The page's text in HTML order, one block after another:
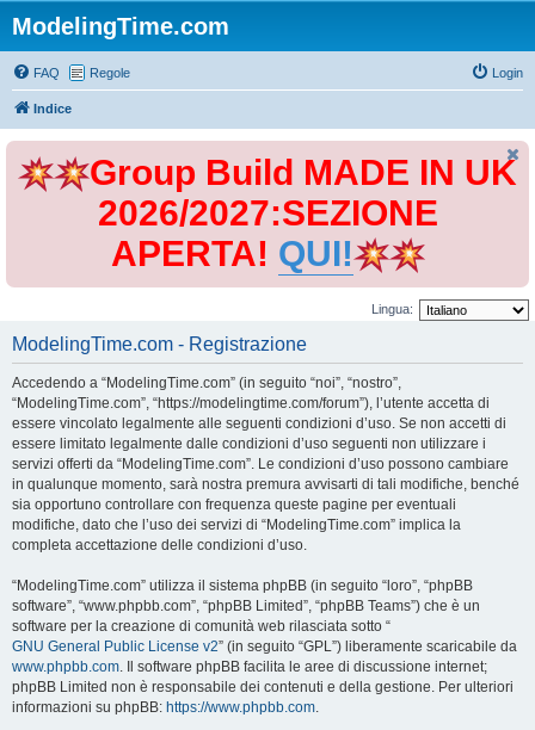
ModelingTime.com
FAQ Regole Login
Indice
Group Build MADE IN UK
2026/2027:SEZIONE
APERTA! QUI!
Lingua:
ModelingTime.com - Registrazione
Accedendo a “ModelingTime.com” (in seguito “noi”, “nostro”,
“ModelingTime.com”, “https://modelingtime.com/forum”), l’utente accetta di
essere vincolato legalmente alle seguenti condizioni d’uso. Se non accetti di
essere limitato legalmente dalle condizioni d’uso seguenti non utilizzare i
servizi offerti da “ModelingTime.com”. Le condizioni d’uso possono cambiare
in qualunque momento, sarà nostra premura avvisarti di tali modifiche, benché
sia opportuno controllare con frequenza queste pagine per eventuali
modifiche, dato che l’uso dei servizi di “ModelingTime.com” implica la
completa accettazione delle condizioni d’uso.
“ModelingTime.com” utilizza il sistema phpBB (in seguito “loro”, “phpBB
software”, “www.phpbb.com”, “phpBB Limited”, “phpBB Teams”) che è un
software per la creazione di comunità web rilasciata sotto “
GNU General Public License v2” (in seguito “GPL”) liberamente scaricabile da
www.phpbb.com. Il software phpBB facilita le aree di discussione internet;
phpBB Limited non è responsabile dei contenuti e della gestione. Per ulteriori
informazioni su phpBB: https://www.phpbb.com.